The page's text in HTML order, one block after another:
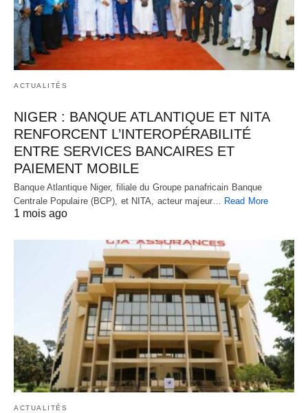
ACTUALITÉS
NIGER : BANQUE ATLANTIQUE ET NITA
RENFORCENT L’INTEROPÉRABILITÉ
ENTRE SERVICES BANCAIRES ET
PAIEMENT MOBILE
Banque Atlantique Niger, filiale du Groupe panafricain Banque
Centrale Populaire (BCP), et NITA, acteur majeur… Read More
1 mois ago
ACTUALITÉS